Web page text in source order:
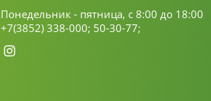
Понедельник - пятница, с 8:00 до 18:00
+7(3852) 338-000; 50-30-77;